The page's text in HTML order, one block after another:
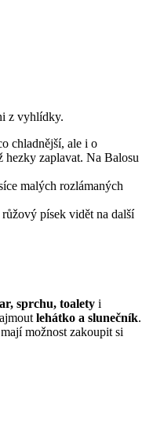
z vyhlídky.
chladnější, ale i o
hezky zaplavat. Na Balosu
malých rozlámaných
písek vidět na další
sprchu, toalety i
lehátko a slunečník.
možnost zakoupit si